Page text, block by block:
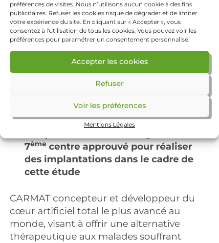
préférences de visites. Nous n’utilisons aucun cookie à des fins
publicitaires. Refuser les cookies risque de dégrader et de limiter
votre expérience du site. En cliquant sur « Accepter », vous
consentez à l'utilisation de tous les cookies. Vous pouvez voir les
préférences pour paramétrer un consentement personnalisé.
Accepter les cookies
Refuser
Voir les préférences
Mentions Légales
Cette première mondiale pour
de l’Hôpital Marie-Lannelongue dans
le cadre de l’étude EFICAS
7èmecentre approuvé pour réaliser
des implantations dans le cadre de
cette étude
CARMAT concepteur et développeur du
cœur artificiel total le plus avancé au
monde, visant à offrir une alternative
thérapeutique aux malades souffrant